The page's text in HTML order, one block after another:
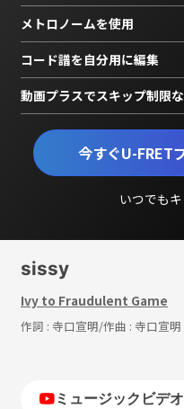
今すぐU-FRET
いつでも
メトロノームを使用
コード譜を自分用に編集
動画プラスでスキップ制限
sissy
Ivy to Fraudulent Game
作詞 : 寺口宣明/作曲 : 寺口宣明
ミュージックビデ